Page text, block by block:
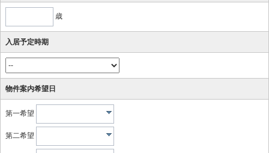
歳
入居予定時期
物件案内希望日
第一希望
第二希望